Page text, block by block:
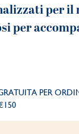
per il
per
PER